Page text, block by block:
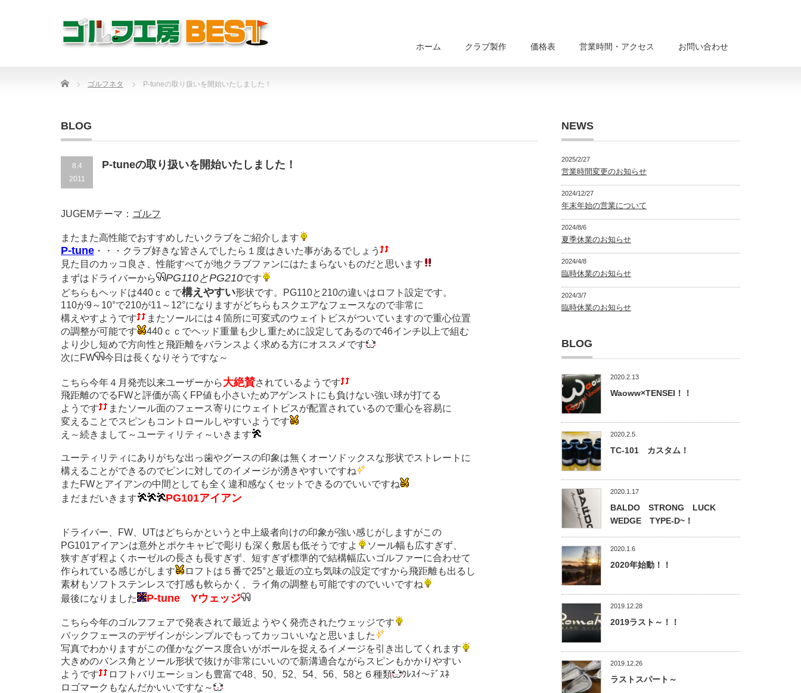
ホーム クラブ製作 価格表 営業時間・アクセス お問い合わせ
Home ゴルフネタ P-tuneの取り扱いを開始いたしました！
BLOG
8.4
2011
P-tuneの取り扱いを開始いたしました！
JUGEMテーマ： ゴルフ
またまた高性能でおすすめしたいクラブをご紹介します
P-tune ・・・クラブ好きな皆さんでしたら１度はきいた事があるでしょう
見た目のカッコ良さ、性能すべてが地クラブファンにはたまらないものだと思います
まずはドライバーから
PG110とPG210です
どちらもヘッドは440ｃｃで構えやすい形状です。PG110と210の違いはロフト設定です。
110が9～10°で210が11～12°になりますがどちらもスクエアなフェースなので非常に
構えやすようです
またソールには４箇所に可変式のウェイトビスがついていますので重心位置
の調整が可能です
440ｃｃでヘッド重量も少し重ために設定してあるので46インチ以上で組む
より少し短めで方向性と飛距離をバランスよく求める方にオススメです
次にFW
今日は長くなりそうですな～
こちら今年４月発売以来ユーザーから大絶賛されているようです
飛距離のでるFWと評価が高くFP値も小さいためアゲンストにも負けない強い球が打てる
ようです
またソール面のフェース寄りにウェイトビスが配置されているので重心を容易に
変えることでスピンもコントロールしやすいようです
え～続きまして～ユーティリティ～いきます
ユーティリティにありがちな出っ歯やグースの印象は無くオーソドックスな形状でストレートに
構えることができるのでピンに対してのイメージが湧きやすいですね
またFWとアイアンの中間としても全く違和感なくセットできるのでいいですね
まだまだいきます
PG101アイアン
ドライバー、FW、UTはどちらかというと中上級者向けの印象が強い感じがしますがこの
PG101アイアンは意外とポケキャビで彫りも深く敷居も低そうですよ
ソール幅も広すぎず、
狭すぎず程よくホーゼルの長さも長すぎず、短すぎず標準的で結構幅広いゴルファーに合わせて
作られている感じがします
ロフトは５番で25°と最近の立ち気味の設定ですから飛距離も出るし
素材もソフトステンレスで打感も軟らかく、ライ角の調整も可能ですのでいいですね
最後になりました
P-tune Yウェッジ
こちら今年のゴルフフェアで発表されて最近ようやく発売されたウェッジです
バックフェースのデザインがシンプルでもってカッコいいなと思いました
写真でわかりますがこの僅かなグース度合いがボールを捉えるイメージを引き出してくれます
大きめのバンス角とソール形状で抜けが非常にいいので新溝適合ながらスピンもかかりやすい
ようです
ロフトバリエーションも豊富で48、50、52、54、56、58と６種類
ｳﾚｽｲ～ﾃﾞｽﾈ
ロゴマークもなんだかいいですな～
NEWS
2025/2/27
営業時間変更のお知らせ
2024/12/27
年末年始の営業について
2024/8/6
夏季休業のお知らせ
2024/4/8
臨時休業のお知らせ
2024/3/7
臨時休業のお知らせ
BLOG
2020.2.13
Waoww×TENSEI！！
2020.2.5
TC-101 カスタム！
2020.1.17
BALDO STRONG LUCK
WEDGE TYPE-D~！
2020.1.6
2020年始動！！
2019.12.28
2019ラスト～！！
2019.12.26
ラストスパート～